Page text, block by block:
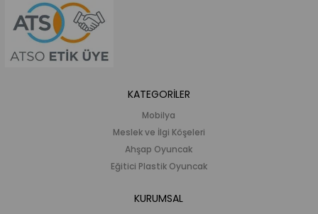
KATEGORİLER
Mobilya
Meslek ve İlgi Köşeleri
Ahşap Oyuncak
Eğitici Plastik Oyuncak
KURUMSAL